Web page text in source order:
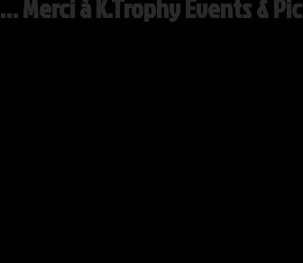
… Merci à K.Trophy Events & Pic